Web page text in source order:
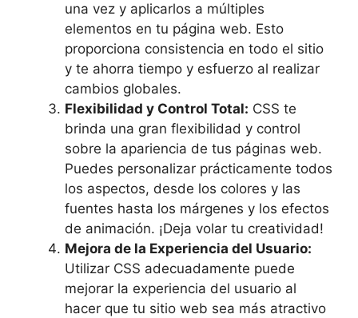
una vez y aplicarlos a múltiples
elementos en tu página web. Esto
proporciona consistencia en todo el sitio
y te ahorra tiempo y esfuerzo al realizar
cambios globales.
Flexibilidad y Control Total: CSS te
brinda una gran flexibilidad y control
sobre la apariencia de tus páginas web.
Puedes personalizar prácticamente todos
los aspectos, desde los colores y las
fuentes hasta los márgenes y los efectos
de animación. ¡Deja volar tu creatividad!
Mejora de la Experiencia del Usuario:
Utilizar CSS adecuadamente puede
mejorar la experiencia del usuario al
hacer que tu sitio web sea más atractivo